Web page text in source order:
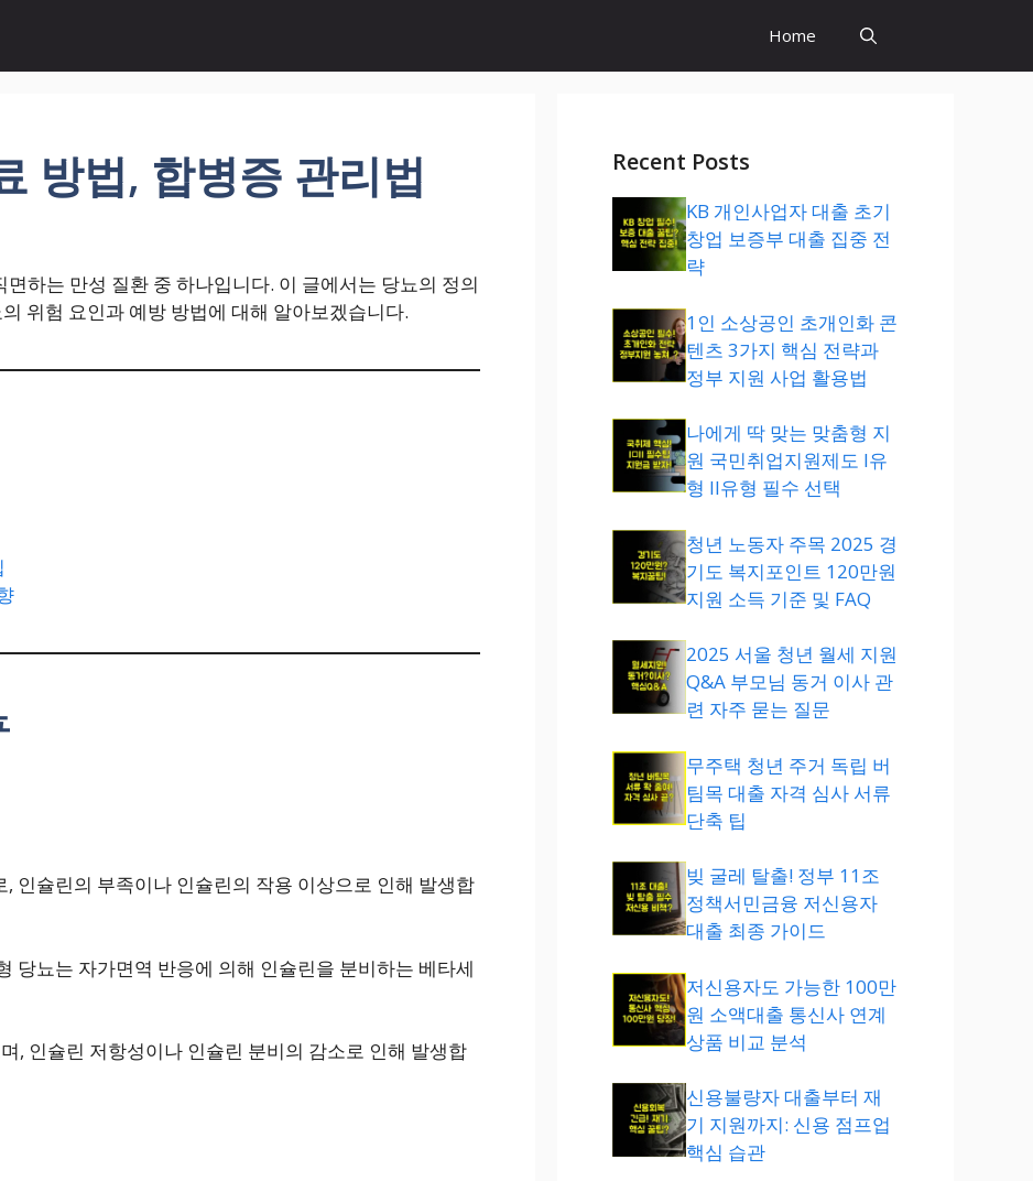
Home
방법, 합병증 관리법
하는 만성 질환 중 하나입니다. 이 글에서는 당뇨의 정의
위험 요인과 예방 방법에 대해 알아보겠습니다.
인슐린의 부족이나 인슐린의 작용 이상으로 인해 발생합
당뇨는 자가면역 반응에 의해 인슐린을 분비하는 베타세
, 인슐린 저항성이나 인슐린 분비의 감소로 인해 발생합
Recent Posts
KB 개인사업자 대출 초기
창업 보증부 대출 집중 전
략
1인 소상공인 초개인화 콘
텐츠 3가지 핵심 전략과
정부 지원 사업 활용법
나에게 딱 맞는 맞춤형 지
원 국민취업지원제도 I유
형 II유형 필수 선택
청년 노동자 주목 2025 경
기도 복지포인트 120만원
지원 소득 기준 및 FAQ
2025 서울 청년 월세 지원
Q&A 부모님 동거 이사 관
련 자주 묻는 질문
무주택 청년 주거 독립 버
팀목 대출 자격 심사 서류
단축 팁
빚 굴레 탈출! 정부 11조
정책서민금융 저신용자
대출 최종 가이드
저신용자도 가능한 100만
원 소액대출 통신사 연계
상품 비교 분석
신용불량자 대출부터 재
기 지원까지: 신용 점프업
핵심 습관